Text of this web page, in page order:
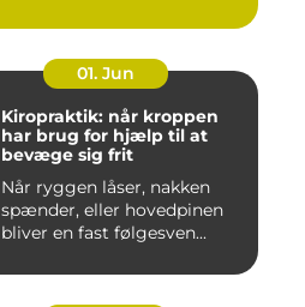
01. Jun
Kiropraktik: når kroppen
har brug for hjælp til at
bevæge sig frit
Når ryggen låser, nakken
spænder, eller hovedpinen
bliver en fast følgesven...